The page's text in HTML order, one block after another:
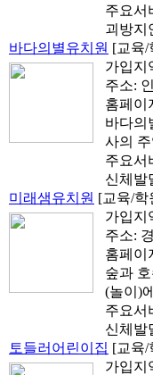
주요서
괴방지
바다의별유치원 [교육
가입지
주소:
홈페이
바다의
사의
주요서
신체발
미래샘유치원 [교육/
가입지
주소:
홈페이
숲과
(놀이)
주요서
신체발
토들러어린이집 [교육
가입지